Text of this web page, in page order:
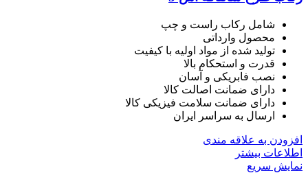
شامل رکاب راست و چپ
محصول وارداتی
تولید شده از مواد اولیه با کیفیت
قدرت و استحکام بالا
نصب فابریکی و آسان
دارای ضمانت اصالت کالا
دارای ضمانت سلامت فیزیکی کالا
ارسال به سراسر ایران
افزودن به علاقه مندی
اطلاعات بیشتر
نمایش سریع